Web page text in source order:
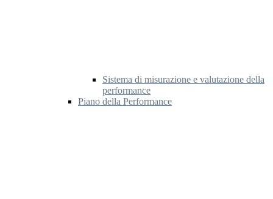
Sistema di misurazione e valutazione della
performance
Piano della Performance